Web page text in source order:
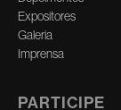
Expositores
Galeria
Imprensa
PARTICIPE